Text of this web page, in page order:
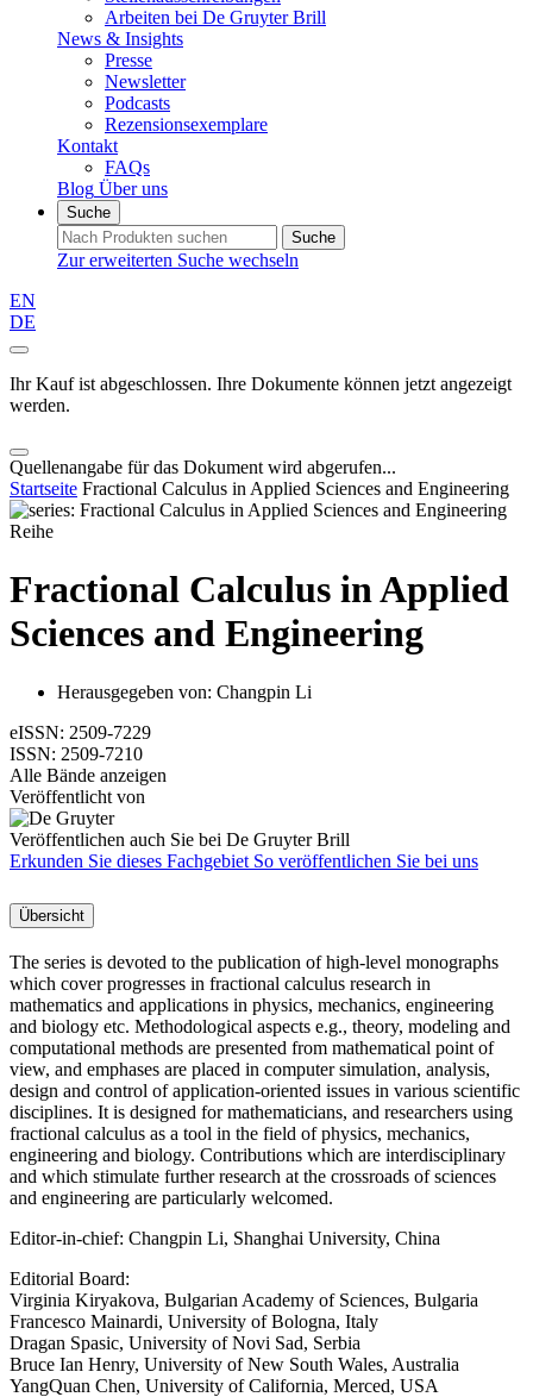
Arbeiten bei De Gruyter Brill
News & Insights
Presse
Newsletter
Podcasts
Rezensionsexemplare
Kontakt
FAQs
Blog Über uns
Suche
Suche
Zur erweiterten Suche wechseln
EN
DE
Ihr Kauf ist abgeschlossen. Ihre Dokumente können jetzt angezeigt
werden.
Quellenangabe für das Dokument wird abgerufen...
Startseite Fractional Calculus in Applied Sciences and Engineering
Reihe
Fractional Calculus in Applied
Sciences and Engineering
Herausgegeben von: Changpin Li
eISSN: 2509-7229
ISSN: 2509-7210
Alle Bände anzeigen
Veröffentlicht von
Veröffentlichen auch Sie bei De Gruyter Brill
Erkunden Sie dieses Fachgebiet So veröffentlichen Sie bei uns
Übersicht
The series is devoted to the publication of high-level monographs
which cover progresses in fractional calculus research in
mathematics and applications in physics, mechanics, engineering
and biology etc. Methodological aspects e.g., theory, modeling and
computational methods are presented from mathematical point of
view, and emphases are placed in computer simulation, analysis,
design and control of application-oriented issues in various scientific
disciplines. It is designed for mathematicians, and researchers using
fractional calculus as a tool in the field of physics, mechanics,
engineering and biology. Contributions which are interdisciplinary
and which stimulate further research at the crossroads of sciences
and engineering are particularly welcomed.
Editor-in-chief: Changpin Li, Shanghai University, China
Editorial Board:
Virginia Kiryakova, Bulgarian Academy of Sciences, Bulgaria
Francesco Mainardi, University of Bologna, Italy
Dragan Spasic, University of Novi Sad, Serbia
Bruce Ian Henry, University of New South Wales, Australia
YangQuan Chen, University of California, Merced, USA